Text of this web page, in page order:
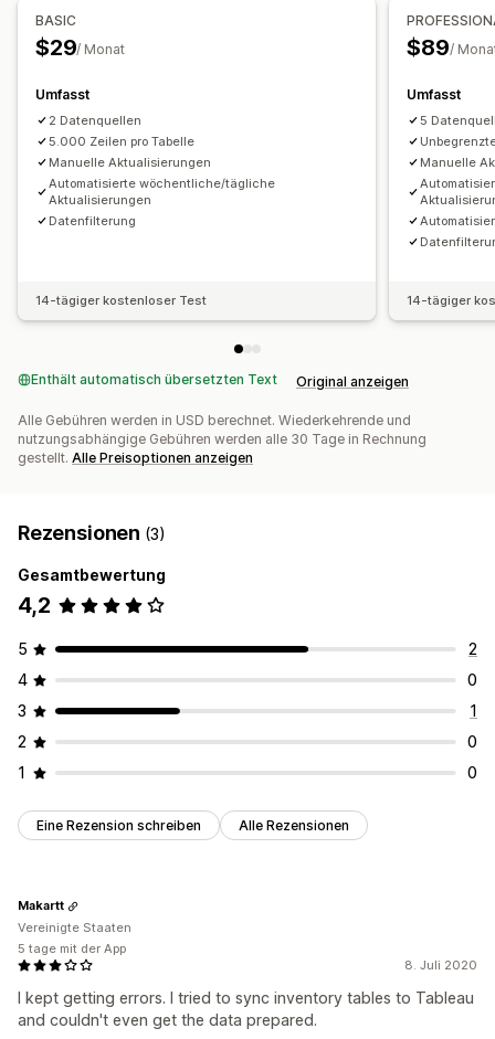
Abgebrochener Warenkorb
Bildmaterial und Berichte
Benutzerdefinierte Berichte
Historische Analyse
Prognose
Massenexport
Inventar
Rezensionen
BASIC
$29/ Monat
Umfasst
2 Datenquellen
5.000 Zeilen pro Tabelle
Manuelle Aktualisierungen
Automatisierte wöchentliche/tägliche
Aktualisierungen
Datenfilterung
14-tägiger kostenloser Test
$89/
Umfasst
5
Manuelle
14-tägiger
Enthält automatisch übersetzten Text Original anzeigen
Alle Gebühren werden in USD berechnet. Wiederkehrende und
nutzungsabhängige Gebühren werden alle 30 Tage in Rechnung
gestellt. Alle Preisoptionen anzeigen
Rezensionen (3)
Gesamtbewertung
4,2
5
2
4
0
3
1
2
0
1
0
Eine Rezension schreiben Alle Rezensionen
8. Juli 2020
I kept getting errors. I tried to sync inventory tables to Tableau
and couldn't even get the data prepared.
Makartt
Vereinigte Staaten
5 tage mit der App